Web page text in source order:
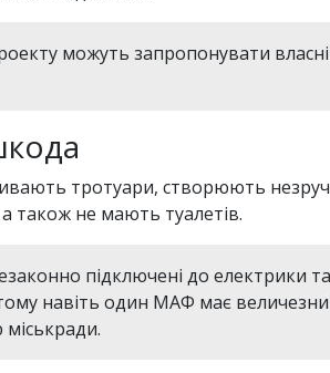
можуть запропонувати
тротуари, створюють
також не мають туалетів.
підключені до електрики
навіть один МАФ має